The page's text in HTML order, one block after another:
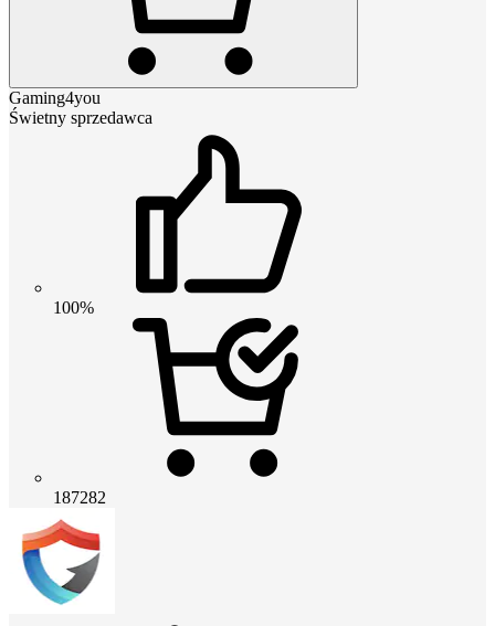
Gaming4you
Świetny sprzedawca
100%
187282